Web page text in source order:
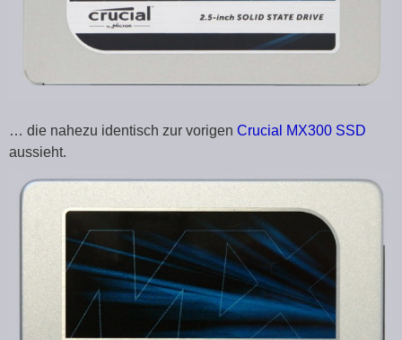
… die nahezu identisch zur vorigen Crucial MX300 SSD
aussieht.